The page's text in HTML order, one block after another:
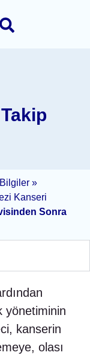
»
Kanseri
Sonra
yönetiminin
kanserin
olası